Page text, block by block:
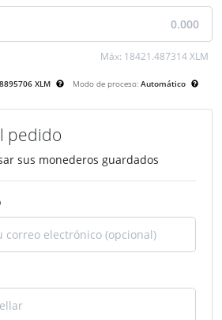
Máx: 18421.487314 XLM
XLM Modo de proceso: Automático
pedido
sus monederos guardados